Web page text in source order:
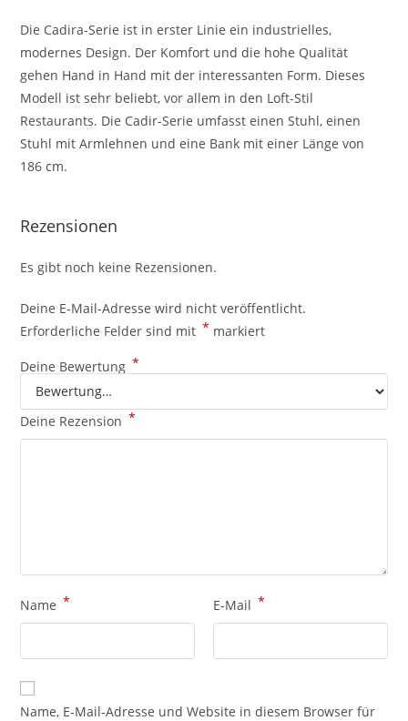
Die Cadira-Serie ist in erster Linie ein industrielles,
modernes Design. Der Komfort und die hohe Qualität
gehen Hand in Hand mit der interessanten Form. Dieses
Modell ist sehr beliebt, vor allem in den Loft-Stil
Restaurants. Die Cadir-Serie umfasst einen Stuhl, einen
Stuhl mit Armlehnen und eine Bank mit einer Länge von
186 cm.
Rezensionen
Es gibt noch keine Rezensionen.
Deine E-Mail-Adresse wird nicht veröffentlicht.
Erforderliche Felder sind mit * markiert
Deine Bewertung *
Deine Rezension *
Name * E-Mail *
Name, E-Mail-Adresse und Website in diesem Browser für